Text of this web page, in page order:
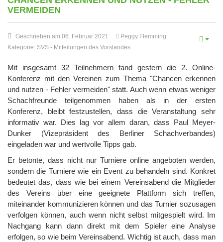
VERMEIDEN
Geschrieben am 06. Februar 2021
Peggy Flemming
Kategorie: SVS - Mitteilungen des Vorstandes
Mit insgesamt 32 Teilnehmern fand gestern die 2. Online-
Konferenz mit den Vereinen zum Thema "Chancen erkennen
und nutzen - Fehler vermeiden" statt. Auch wenn etwas weniger
Schachfreunde teilgenommen haben als in der ersten
Konferenz, bleibt festzustellen, dass die Veranstaltung sehr
informativ war. Dies lag vor allem daran, dass Paul Meyer-
Dunker (Vizepräsident des Berliner Schachverbandes)
eingeladen war und wertvolle Tipps gab.
Er betonte, dass nicht nur Turniere online angeboten werden,
sondern die Turniere wie ein Event zu behandeln sind. Konkret
bedeutet das, dass wie bei einem Vereinsabend die Mitglieder
des Vereins über eine geeignete Plattform sich treffen,
miteinander kommunizieren können und das Turnier sozusagen
verfolgen können, auch wenn nicht selbst mitgespielt wird. Im
Nachgang kann dann direkt mit dem Spieler eine Analyse
erfolgen, so wie beim Vereinsabend. Wichtig ist auch, dass man